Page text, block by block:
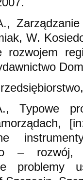
W.
rozwojem
Typowe
– rozwój,
problemy